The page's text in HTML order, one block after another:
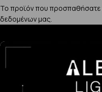
Το προϊόν που προσπαθήσατε
δεδομένων μας.